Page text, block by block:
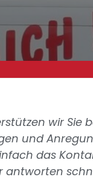
wir Sie
und
das
antworten